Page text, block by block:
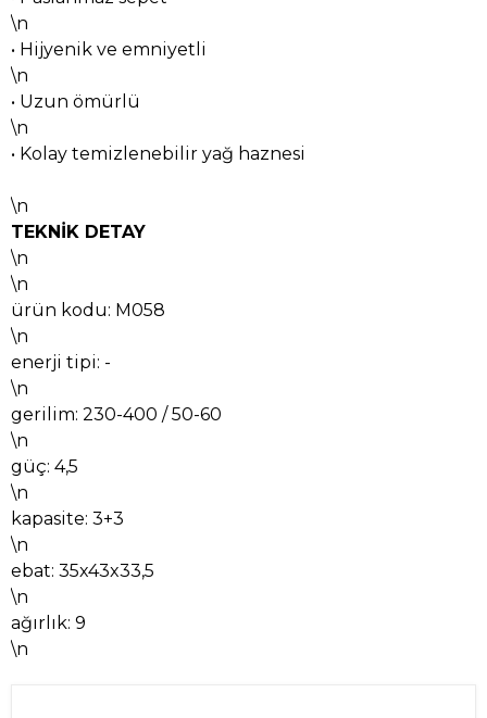
\n
• Hijyenik ve emniyetli
\n
• Uzun ömürlü
\n
• Kolay temizlenebilir yağ haznesi
\n
TEKNİK DETAY
\n
\n
ürün kodu: M058
\n
enerji tipi: -
\n
gerilim: 230-400 / 50-60
\n
güç: 4,5
\n
kapasite: 3+3
\n
ebat: 35x43x33,5
\n
ağırlık: 9
\n